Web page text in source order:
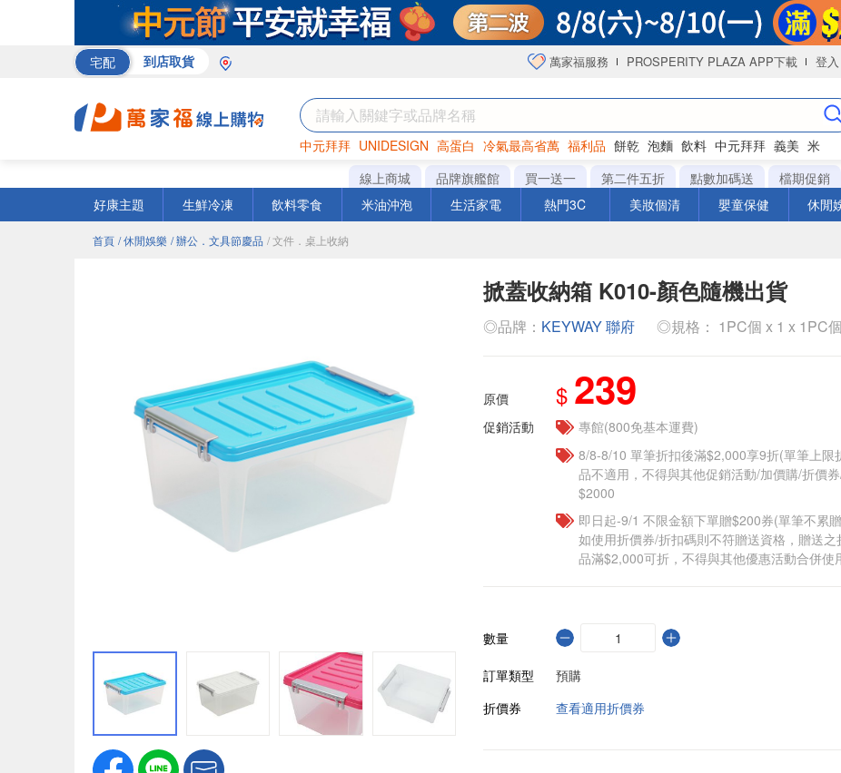
宅配 到店取貨 萬家福服務 PROSPERITY PLAZA APP下載 登入
中元拜拜 UNIDESIGN 高蛋白 冷氣最高省萬 福利品 餅乾 泡麵 飲料 中元拜拜 義美 米
罐頭 咖啡 海苔
線上商城 品牌旗艦館 買一送一 第二件五折 點數加碼送 檔期促銷
好康主題
生鮮冷凍 飲料零食 米油沖泡 生活家電 熱門3C 美妝個清 嬰童保健 休閒
首頁 / 休閒娛樂 / 辦公．文具節慶品 / 文件．桌上收納
掀蓋收納箱 K010-顏色隨機出貨
◎品牌： KEYWAY 聯府 ◎規格： 1PC個 x 1 x 1PC個
原價 $ 239
促銷活動
專館(800免基本運費)
8/8-8/10 單筆折扣後滿$2,000享9折(單筆上限
品不適用，不得與其他促銷活動/加價購/折價
$2000
即日起-9/1 不限金額下單贈$200券(單筆不累
如使用折價券/折扣碼則不符贈送資格，贈送之
品滿$2,000可折，不得與其他優惠活動合併使
數量
訂單類型
預購
折價券
查看適用折價券